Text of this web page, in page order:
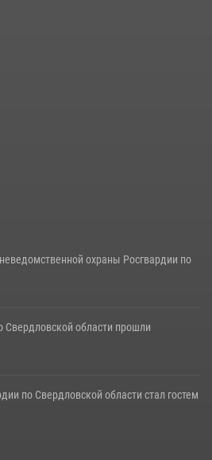
охраны Росгвардии по
Свердловской области прошли
по Свердловской области стал гостем